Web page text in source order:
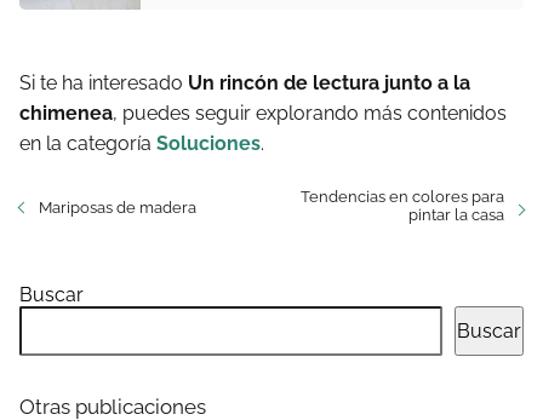
Si te ha interesado Un rincón de lectura junto a la
chimenea, puedes seguir explorando más contenidos
en la categoría Soluciones.
Mariposas de madera
Tendencias en colores para
pintar la casa
Buscar
Buscar
Otras publicaciones